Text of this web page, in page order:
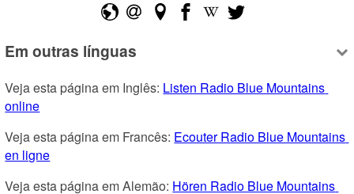
Em outras línguas
Veja esta página em Inglês: Listen Radio Blue Mountains
online
Veja esta página em Francês: Ecouter Radio Blue Mountains
en ligne
Veja esta página em Alemão: Hören Radio Blue Mountains